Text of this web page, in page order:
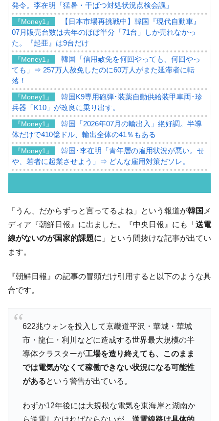
発令。李在明「猛暑・干ばつ対処状況点検会議」
『Money1』
【日本市場再挑戦中】韓国『現代自動車』
07月販売台数は去年のほぼ半分「71台」しか売れなかっ
た。『起亜』は9台だけ
『Money1』
韓国「信用赦免を何回やっても、何回やっ
ても」⇒ 257万人赦免したのに60万人がまた延滞者に転
落！
『Money1』
韓国K9専用砲弾･装薬自動供給装甲車両･珍
兵器「K10」が改良に乗り出す。
『Money1』
韓国「2026年07月の輸出入」絶好調。半導
体だけで410億ドル、輸出全体の41％もある
『Money1』
韓国･李在明「青年層の雇用状況が悪い。せ
や、若者に起業させよう」⇒ どんな雇用対策だソレ。
韓国「ここは北朝鮮なのか。選管がサーバ
ーにウソのデータを入力したのは明白だ」
韓国･李在明さっそく不動産対策で浅薄な発
言。
『Money1』
す」⇒「金を経由するドル入手」手段ではないのか？
『Money1』
ル」まで拡大 ⇒ 海外資金の動きに強く左右される状態
『Money1』
韓国･帰ってきた李在明。李在明を支持しな
い「50.5％」に上昇
『Money1』
韓国大統領府ボンクラ政策室長が告発され
た ⇒ 国家が行った恐るべき株価操作であり、空前の国政壟
『Money1』
韓国･警察職員が「丸刈りになって抗議活
動」
「うん、だからずっと言ってるよね」という報道が韓国 メ
ディア『朝鮮日報』に出ました。『中央日報』にも「 送電
線がないのが国家的課題に 」という間抜けな記事が出てい
ます。
『朝鮮日報』の記事の冒頭だけ引用すると以下のような具
合です。
622兆ウォンを投入して京畿道平沢・華城・華城
市・龍仁・利川などに造成する世界最大規模の半
導体クラスターが工場を造り終えても、このまま
では電気がなくて稼働できない状況になる可能性
があるという警告が出ている。
わずか12年後には大規模な電気を東海岸と湖南か